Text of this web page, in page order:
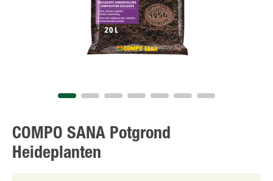
COMPO SANA Potgrond
Heideplanten